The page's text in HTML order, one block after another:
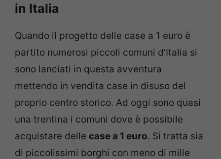
in Italia
Quando il progetto delle case a 1 euro è
partito numerosi piccoli comuni d’Italia si
sono lanciati in questa avventura
mettendo in vendita case in disuso del
proprio centro storico. Ad oggi sono quasi
una trentina i comuni dove è possibile
acquistare delle case a 1 euro. Si tratta sia
di piccolissimi borghi con meno di mille